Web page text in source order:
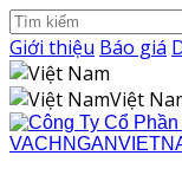
Giới thiệu Báo giá
Việt